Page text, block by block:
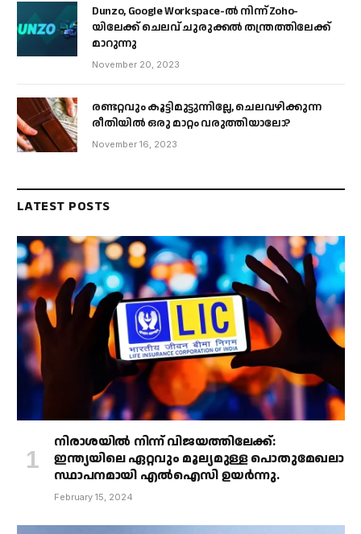
Dunzo, Google Workspace-ൽ നിന്ന് Zoho-
യിലേക്ക് ചെലവ് ചുരുക്കൽ തന്ത്രത്തിലേക്ക്
മാറുന്നു
November 20, 2023
രണ്ടറ്റവും കൂട്ടിമുട്ടുന്നില്ലേ, ചെലവഴിക്കുന്ന
രീതിയിൽ ഒരു മാറ്റം വരുത്തിയാലോ?
November 16, 2023
LATEST POSTS
നിരാശയിൽ നിന്ന് വിജയത്തിലേക്ക്:
ഇന്ത്യയിലെ ഏറ്റവും മൂല്യമുള്ള പൊതുമേഖലാ
സ്ഥാപനമായി എൽഐസി ഉയർന്നു.
February 15, 2024